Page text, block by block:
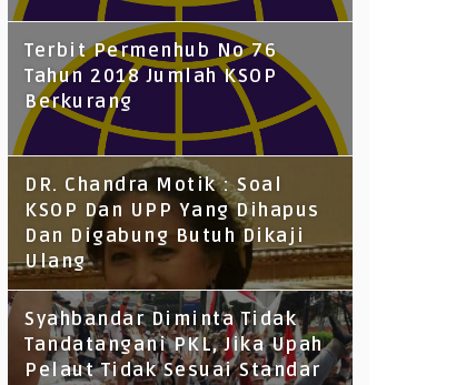
Terbit Permenhub No 76
Tahun 2018 Jumlah KSOP
Berkurang
DR. Chandra Motik : Soal
KSOP Dan UPP Yang Dihapus
Dan Digabung Butuh Dikaji
Ulang
Syahbandar Diminta Tidak
Tandatangani PKL, Jika Upah
Pelaut Tidak Sesuai Standar